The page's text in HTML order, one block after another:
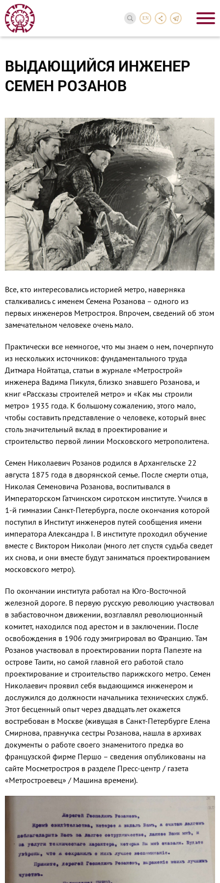
EN
ВЫДАЮЩИЙСЯ ИНЖЕНЕР
СЕМЕН РОЗАНОВ
Все, кто интересовались историей метро, наверняка
сталкивались с именем Семена Розанова – одного из
первых инженеров Метростроя. Впрочем, сведений об этом
замечательном человеке очень мало.
Практически все немногое, что мы знаем о нем, почерпнуто
из нескольких источников: фундаментального труда
Дитмара Нойтатца, статьи в журнале «Метрострой»
инженера Вадима Пикуля, близко знавшего Розанова, и
книг «Рассказы строителей метро» и «Как мы строили
метро» 1935 года. К большому сожалению, этого мало,
чтобы составить представление о человеке, который внес
столь значительный вклад в проектирование и
строительство первой линии Московского метрополитена.
Семен Николаевич Розанов родился в Архангельске 22
августа 1875 года в дворянской семье. После смерти отца,
Николая Семеновича Розанова, воспитывался в
Императорском Гатчинском сиротском институте. Учился в
1-й гимназии Санкт-Петербурга, после окончания которой
поступил в Институт инженеров путей сообщения имени
императора Александра I. В институте проходил обучение
вместе с Виктором Николаи (много лет спустя судьба сведет
их снова, и они вместе будут заниматься проектированием
московского метро).
По окончании института работал на Юго-Восточной
железной дороге. В первую русскую революцию участвовал
в забастовочном движении, возглавлял революционный
комитет, находился под арестом и в заключении. После
освобождения в 1906 году эмигрировал во Францию. Там
Розанов участвовал в проектировании порта Папеэте на
острове Таити, но самой главной его работой стало
проектирование и строительство парижского метро. Семен
Николаевич проявил себя выдающимся инженером и
дослужился до должности начальника технических служб.
Этот бесценный опыт через двадцать лет окажется
востребован в Москве (живущая в Санкт-Петербурге Елена
Смирнова, правнучка сестры Розанова, нашла в архивах
документы о работе своего знаменитого предка во
французской фирме Першо – сведения опубликованы на
сайте Мосметростроя в разделе Пресс-центр / газета
«Метростроевец» / Машина времени).